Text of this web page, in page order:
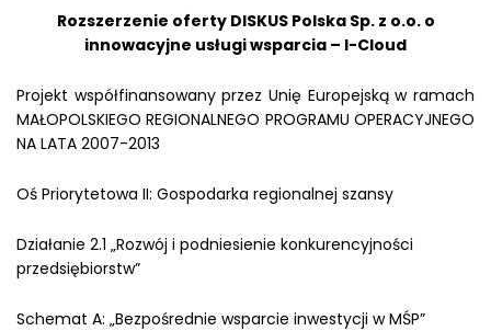
Rozszerzenie oferty DISKUS Polska Sp. z o.o. o
innowacyjne usługi wsparcia – I-Cloud
Projekt współfinansowany przez Unię Europejską w ramach
MAŁOPOLSKIEGO REGIONALNEGO PROGRAMU OPERACYJNEGO
NA LATA 2007-2013
Oś Priorytetowa II: Gospodarka regionalnej szansy
Działanie 2.1 „Rozwój i podniesienie konkurencyjności
przedsiębiorstw”
Schemat A: „Bezpośrednie wsparcie inwestycji w MŚP”